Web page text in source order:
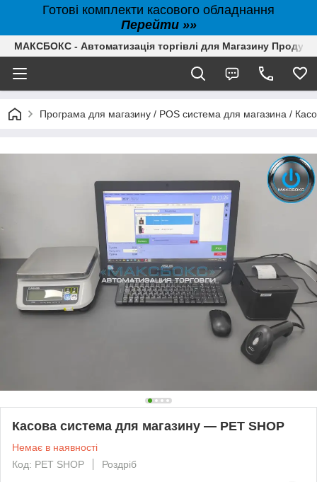
Готові комплекти касового обладнання
Перейти »»
МАКСБОКС - Автоматизація торгівлі для Магазину
Програма для магазину / POS система для магазина /
Касова система для магазину — PET SHOP
Немає в наявності
Код: PET SHOP
Роздріб